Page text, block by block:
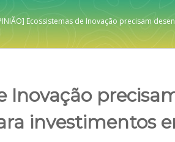
Ecossistemas de Inovação precisam
Inovação
investimentos